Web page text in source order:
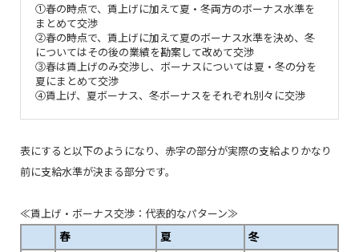
①春の時点で、賃上げに加えて夏・冬両方のボーナス水準を
まとめて交渉
②春の時点で、賃上げに加えて夏のボーナス水準を決め、冬
についてはその後の業績を勘案して改めて交渉
③春は賃上げのみ交渉し、ボーナスについては夏・冬の分を
夏にまとめて交渉
④賃上げ、夏ボーナス、冬ボーナスをそれぞれ別々に交渉
表にすると以下のようになり、赤字の部分が実際の支給よりかなり
前に支給水準が決まる部分です。
≪賃上げ・ボーナス交渉：代表的なパターン≫
春 夏
冬